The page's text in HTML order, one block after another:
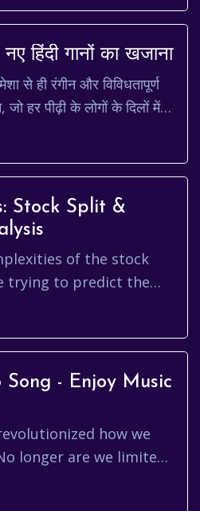
हिंदी गानों का खजाना
से ही रंगीन और विविधतापूर्ण
जो हर पीढ़ी के लोगों के दिलों में
Stock Split &
of the stock
trying to predict the
the sun is shining, and
- Enjoy Music
how we
longer are we limited
have a visual